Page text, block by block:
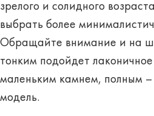
зрелого и солидного
выбрать более
Обращайте внимание и на
тонким подойдет
маленьким камнем, полным –
модель.